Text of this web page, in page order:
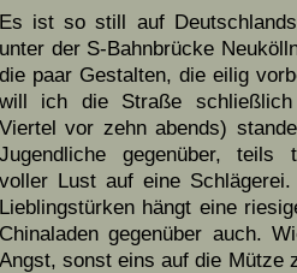
Es ist so still auf
unter der S-Bahnbrücke
die paar Gestalten, die eilig
will ich die Straße
Viertel vor zehn abends)
Jugendliche gegenüber, teils
voller Lust auf eine
Lieblingstürken hängt eine
Chinaladen gegenüber auch.
Angst, sonst eins auf die Mütze